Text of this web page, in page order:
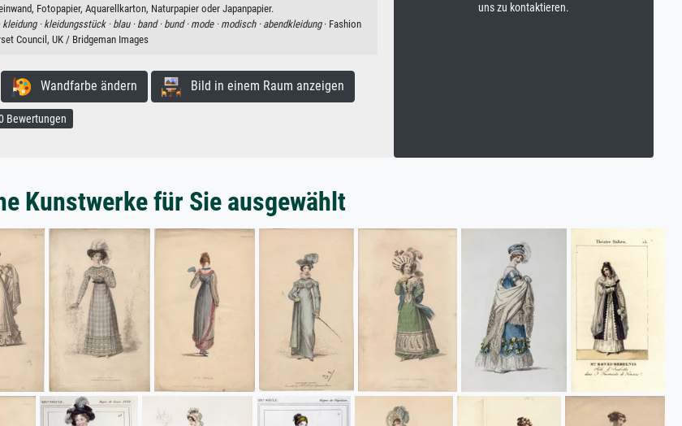
Fotopapier, Aquarellkarton, Naturpapier oder Japanpapier.
kleidung · kleidungsstück · blau · band · bund · mode · modisch · abendkleidung· Fashion
Council, UK / Bridgeman Images
Wandfarbe ändern Bild in einem Raum anzeigen
Bewertungen
uns zu kontaktieren.
Kunstwerke für Sie ausgewählt